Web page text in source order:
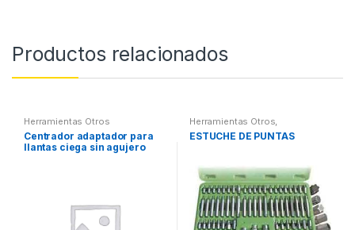
Productos relacionados
Herramientas Otros
Centrador adaptador para
llantas ciega sin agujero
Herramientas Otros,
Herramientas De Mano ,
Herramientas De Mano,
otros
ESTUCHE DE PUNTAS